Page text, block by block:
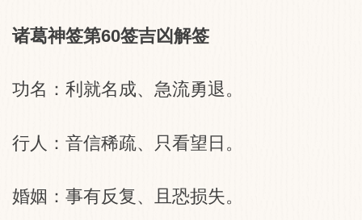
诸葛神签第60签吉凶解签
功名：利就名成、急流勇退。
行人：音信稀疏、只看望日。
婚姻：事有反复、且恐损失。